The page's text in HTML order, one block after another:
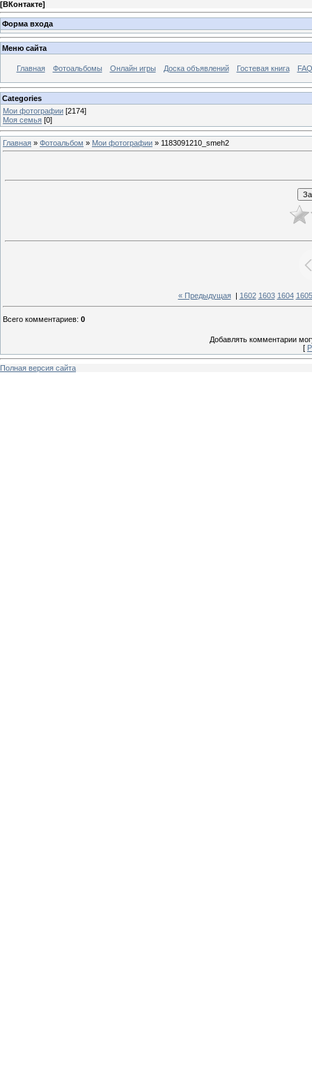
[ВКонтакте]
Форма входа
Меню сайта
Главная Фотоальбомы Онлайн игры Доска объявлений Гостевая книга
Categories
Мои фотографии [2174]
Моя семья [0]
Главная » Фотоальбом » Мои фотографии » 1183091210_smeh2
« Предыдущая| 1602 1603 1604 1605
Всего комментариев: 0
Добавлять комментарии
[
Полная версия сайта